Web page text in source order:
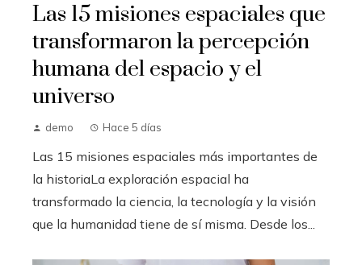
Las 15 misiones espaciales que
transformaron la percepción
humana del espacio y el
universo
demo Hace 5 días
Las 15 misiones espaciales más importantes de
la historiaLa exploración espacial ha
transformado la ciencia, la tecnología y la visión
que la humanidad tiene de sí misma. Desde los...